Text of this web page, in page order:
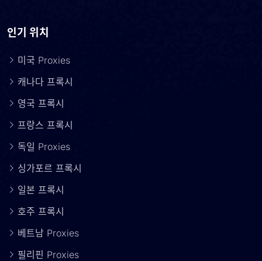
인기 위치
미국 Proxies
캐나다 프록시
영국 프록시
프랑스 프록시
독일 Proxies
싱가포르 프록시
일본 프록시
호주 프록시
베트남 Proxies
필리핀 Proxies